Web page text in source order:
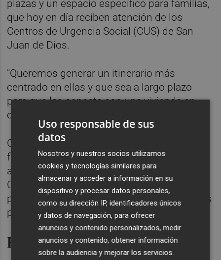
plazas y un espacio específico para familias,
que hoy en día reciben atención de los
Centros de Urgencia Social (CUS) de San
Juan de Dios.
"Queremos generar un itinerario más
centrado en ellas y que sea a largo plazo
para que las conecte con una vivienda en
condiciones", ha indicado la alcaldesa.
Catalá ha señalado asimismo que la
finalidad de esta acción es que tanto el
albergue de nueva construcción como el
CAES tengan una apertura que no solo sea
puntual y así proporcionar asistencia a estas
personas "durante todo el año".
Radiología del sinhogarismo
Uso responsable de sus
datos
Nosotros y nuestros socios utilizamos
cookies y tecnologías similares para
almacenar y acceder a información en su
dispositivo y procesar datos personales,
como su dirección IP, identificadores únicos
y datos de navegación, para ofrecer
anuncios y contenido personalizados, medir
anuncios y contenido, obtener información
sobre la audiencia y mejorar los servicios.